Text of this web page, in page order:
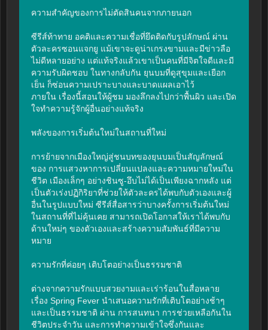
ความสำคัญของการไม่ตัดสินคนจากภายนอก
ซีรีส์ท้าทาย อคติและความเชื่อที่ยึดติดกับรูปลักษณ์ ผ่าน
ตัวละครซอนแจกยู แม้เขาจะดูน่าเกรงขามและมีข่าวลือ
ไม่ดีหลายอย่าง แต่แท้จริงแล้วเขาเป็นคนที่มีจิตใจดีและมี
ความรับผิดชอบ ในทางกลับกัน ยุนบมที่ดูสุขุมและเยือก
เย็น ก็ซ่อนความเปราะบางและบาดแผลเอาไว้
ภายใน เรื่องนี้สอนให้ผู้ชม มองลึกลงไปกว่าพื้นผิว และเปิด
ใจทำความรู้จักผู้อื่นอย่างแท้จริง
พลังของการเริ่มต้นใหม่ในสถานที่ใหม่
การย้ายจากเมืองใหญ่สู่ชนบทของยุนบมเป็นสัญลักษณ์
ของ การแสวงหาการเปลี่ยนแปลงและความหมายใหม่ใน
ชีวิต เมืองเล็กๆ อย่างชินซู-อึบไม่ได้เป็นเพียงฉากหลัง แต่
เป็นตัวเร่งปฏิกิริยาที่ช่วยให้ตัวละครได้พบกับตัวเองและผู้
อื่นในรูปแบบใหม่ ซีรีส์สื่อสารว่าบางครั้งการเริ่มต้นใหม่
ในสถานที่ที่ไม่คุ้นเคย สามารถเปิดโอกาสให้เราได้พบกับ
ด้านใหม่ๆ ของตัวเองและสร้างความสัมพันธ์ที่มีความ
หมาย
ความรักที่ค่อยๆ เติบโตอย่างเป็นธรรมชาติ
ต่างจากความรักแบบสวยงามและเร่าร้อนในสื่อหลาย
เรื่อง Spring Fever นำเสนอความรักที่เติบโตอย่างช้าๆ
และเป็นธรรมชาติ ผ่าน การสนทนา การช่วยเหลือกันใน
ชีวิตประจำวัน และการทำความเข้าใจซึ่งกันและ